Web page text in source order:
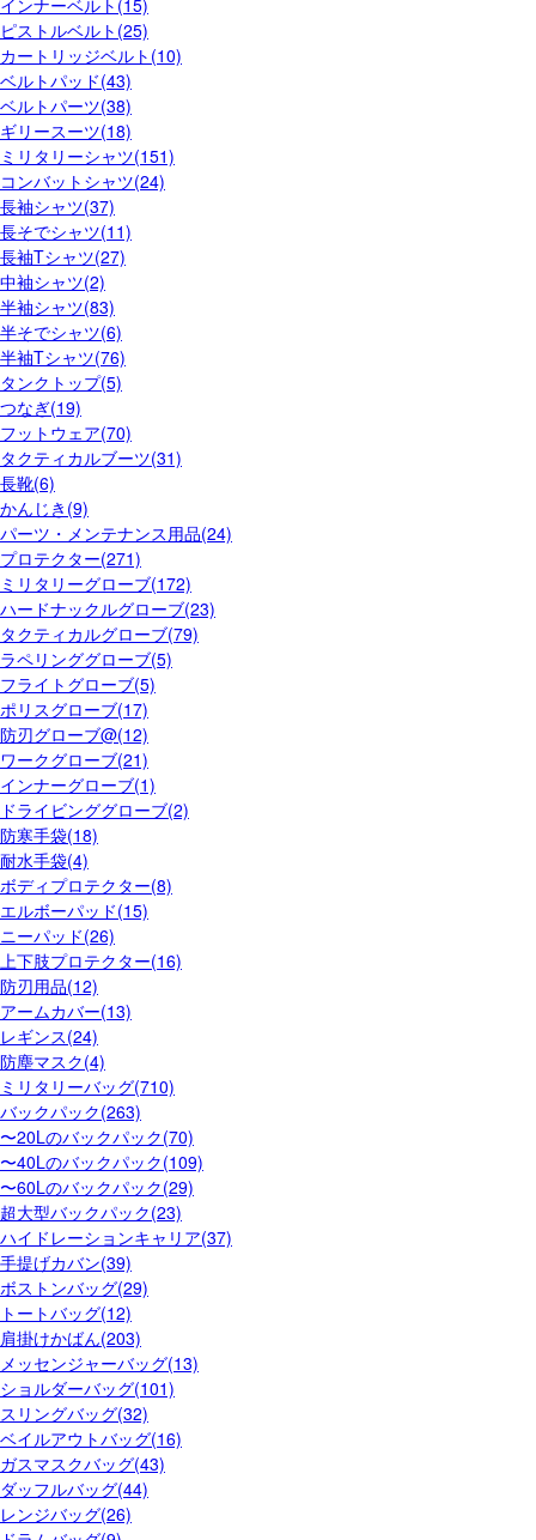
インナーベルト(15)
ピストルベルト(25)
カートリッジベルト(10)
ベルトパッド(43)
ベルトパーツ(38)
ギリースーツ(18)
ミリタリーシャツ(151)
コンバットシャツ(24)
長袖シャツ(37)
長そでシャツ(11)
長袖Tシャツ(27)
中袖シャツ(2)
半袖シャツ(83)
半そでシャツ(6)
半袖Tシャツ(76)
タンクトップ(5)
つなぎ(19)
フットウェア(70)
タクティカルブーツ(31)
長靴(6)
かんじき(9)
パーツ・メンテナンス用品(24)
プロテクター(271)
ミリタリーグローブ(172)
ハードナックルグローブ(23)
タクティカルグローブ(79)
ラペリンググローブ(5)
フライトグローブ(5)
ポリスグローブ(17)
防刃グローブ@(12)
ワークグローブ(21)
インナーグローブ(1)
ドライビンググローブ(2)
防寒手袋(18)
耐水手袋(4)
ボディプロテクター(8)
エルボーパッド(15)
ニーパッド(26)
上下肢プロテクター(16)
防刃用品(12)
アームカバー(13)
レギンス(24)
防塵マスク(4)
ミリタリーバッグ(710)
バックパック(263)
〜20Lのバックパック(70)
〜40Lのバックパック(109)
〜60Lのバックパック(29)
超大型バックパック(23)
ハイドレーションキャリア(37)
手提げカバン(39)
ボストンバッグ(29)
トートバッグ(12)
肩掛けかばん(203)
メッセンジャーバッグ(13)
ショルダーバッグ(101)
スリングバッグ(32)
ベイルアウトバッグ(16)
ガスマスクバッグ(43)
ダッフルバッグ(44)
レンジバッグ(26)